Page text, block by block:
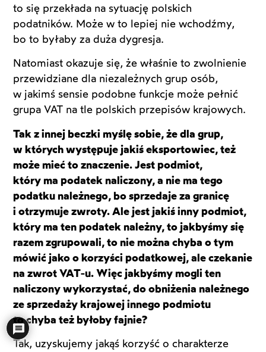
to się przekłada na sytuację polskich
podatników. Może w to lepiej nie wchodźmy,
bo to byłaby za duża dygresja.
Natomiast okazuje się, że właśnie to zwolnienie
przewidziane dla niezależnych grup osób,
w jakimś sensie podobne funkcje może pełnić
grupa VAT na tle polskich przepisów krajowych.
Tak z innej beczki myślę sobie, że dla grup,
w których występuje jakiś eksportowiec, też
może mieć to znaczenie. Jest podmiot,
który ma podatek naliczony, a nie ma tego
podatku należnego, bo sprzedaje za granicę
i otrzymuje zwroty. Ale jest jakiś inny podmiot,
który ma ten podatek należny, to jakbyśmy się
razem zgrupowali, to nie można chyba o tym
mówić jako o korzyści podatkowej, ale czekanie
na zwrot VAT-u. Więc jakbyśmy mogli ten
naliczony wykorzystać, do obniżenia należnego
ze sprzedaży krajowej innego podmiotu
to chyba też byłoby fajnie?
Tak, uzyskujemy jakąś korzyść o charakterze